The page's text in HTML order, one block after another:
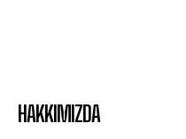
HAKKIMIZDA